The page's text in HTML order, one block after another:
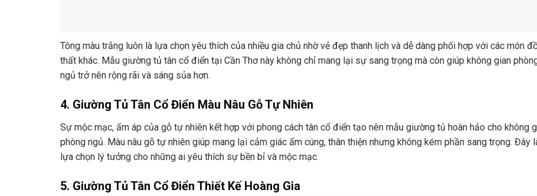
Tông màu trắng luôn là lựa chọn yêu thích của nhiều gia chủ nhờ vẻ đẹp thanh lịch và dễ dàng phối hợp với các món
thất khác. Mẫu giường tủ tân cổ điển tại Cần Thơ này không chỉ mang lại sự sang trọng mà còn giúp không gian
ngủ trở nên rộng rãi và sáng sủa hơn.
4. Giường Tủ Tân Cổ Điển Màu Nâu Gỗ Tự Nhiên
Sự mộc mạc, ấm áp của gỗ tự nhiên kết hợp với phong cách tân cổ điển tạo nên mẫu giường tủ hoàn hảo cho không
phòng ngủ. Màu nâu gỗ tự nhiên giúp mang lại cảm giác ấm cúng, thân thiện nhưng không kém phần sang trọng. Đây
lựa chọn lý tưởng cho những ai yêu thích sự bền bỉ và mộc mạc.
5. Giường Tủ Tân Cổ Điển Thiết Kế Hoàng Gia